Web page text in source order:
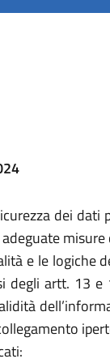
dei
e le
degli artt. 13